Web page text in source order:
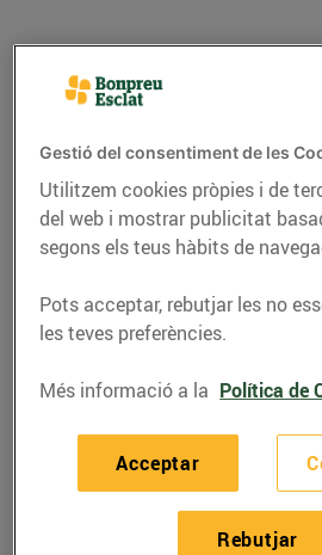
RECEPTES
Cuixa de xai al
amb herbes
patates i
Gestió del consentiment de les
Utilitzem cookies pròpies i de
del web i mostrar publicitat
segons els teus hàbits de
Pots acceptar, rebutjar les no
les teves preferències.
Més informació a la Política de
Rebutjar
Acceptar